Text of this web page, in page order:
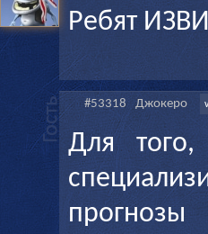
Ребят
#53318 Джокеро
Для того,